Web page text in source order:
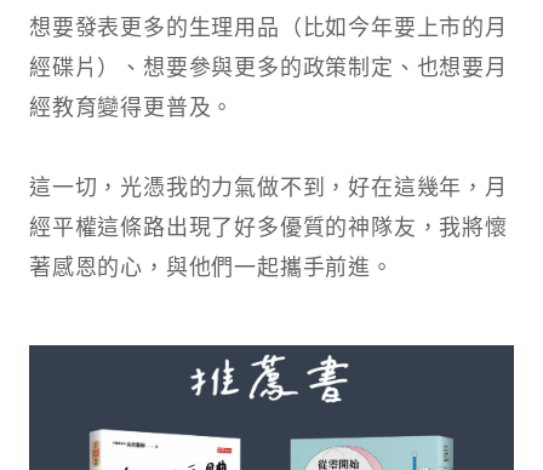
想要發表更多的生理用品（比如今年要上市的月
經碟片）、想要參與更多的政策制定、也想要月
經教育變得更普及。
這一切，光憑我的力氣做不到，好在這幾年，月
經平權這條路出現了好多優質的神隊友，我將懷
著感恩的心，與他們一起攜手前進。